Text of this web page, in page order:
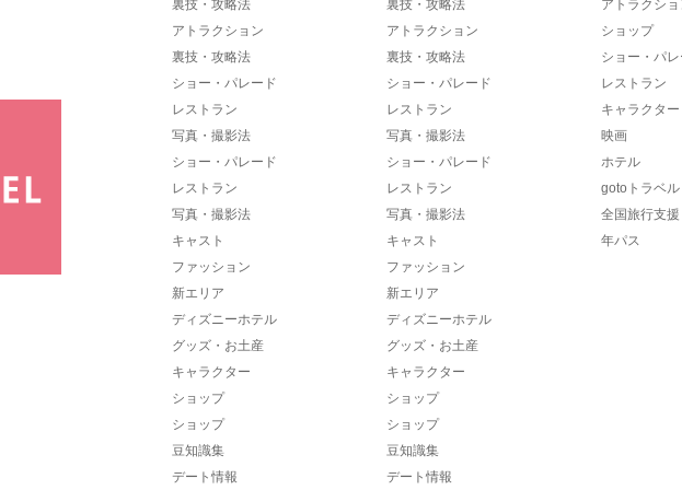
裏技・攻略法
アトラクション
裏技・攻略法
ショー・パレード
レストラン
写真・撮影法
ショー・パレード
レストラン
写真・撮影法
キャスト
ファッション
新エリア
ディズニーホテル
グッズ・お土産
キャラクター
ショップ
ショップ
豆知識集
デート情報
裏技・攻略法
アトラクション
裏技・攻略法
ショー・パレード
レストラン
写真・撮影法
ショー・パレード
レストラン
写真・撮影法
キャスト
ファッション
新エリア
ディズニーホテル
グッズ・お土産
キャラクター
ショップ
ショップ
豆知識集
デート情報
アトラクシ
ショップ
ショー・パ
レストラン
キャラクター
映画
ホテル
gotoトラベル
全国旅行支援
年パス